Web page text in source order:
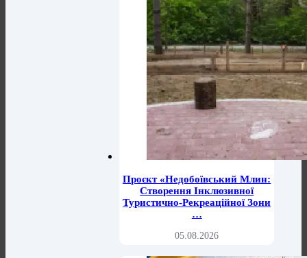
Проєкт «Недобоївський Млин:
Створення Інклюзивної
Туристично-Рекреаційної Зони
…
05.08.2026